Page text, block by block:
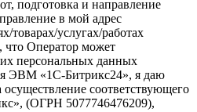
подготовка и направление
в мой адрес
товарах/услугах/работах
что Оператор может
персональных данных
ЭВМ «1С-Битрикс24», я даю
осуществление соответствующего
(ОГРН 5077746476209),